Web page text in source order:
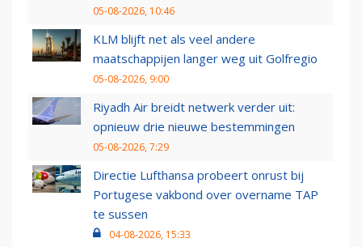
05-08-2026, 10:46
KLM blijft net als veel andere
maatschappijen langer weg uit Golfregio
05-08-2026, 9:00
Riyadh Air breidt netwerk verder uit:
opnieuw drie nieuwe bestemmingen
05-08-2026, 7:29
Directie Lufthansa probeert onrust bij
Portugese vakbond over overname TAP
te sussen
04-08-2026, 15:33